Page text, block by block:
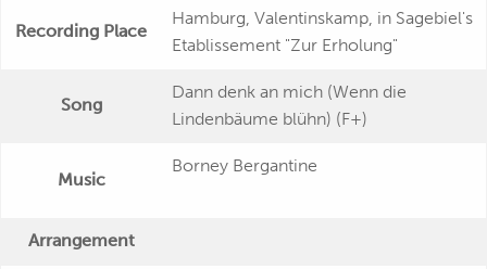
Recording Place
Hamburg, Valentinskamp, in Sagebiel's
Etablissement "Zur Erholung"
Song
Dann denk an mich (Wenn die
Lindenbäume blühn) (F+)
Music
Borney Bergantine
Arrangement